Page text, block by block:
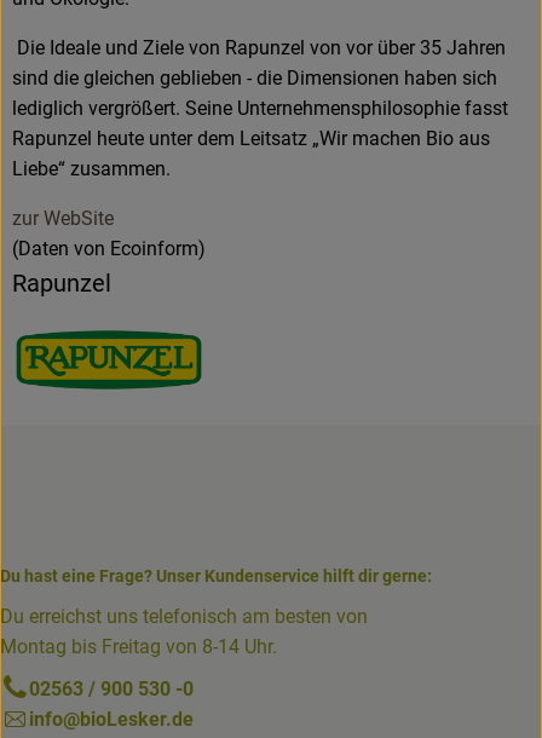
Die Ideale und Ziele von Rapunzel von vor über 35 Jahren
sind die gleichen geblieben - die Dimensionen haben sich
lediglich vergrößert. Seine Unternehmensphilosophie fasst
Rapunzel heute unter dem Leitsatz „Wir machen Bio aus
Liebe“ zusammen.
zur WebSite
(Daten von Ecoinform)
Rapunzel
Du hast eine Frage? Unser Kundenservice hilft dir gerne:
Du erreichst uns telefonisch am besten von
Montag bis Freitag von 8-14 Uhr.
02563 / 900 530 -0
info@bioLesker.de